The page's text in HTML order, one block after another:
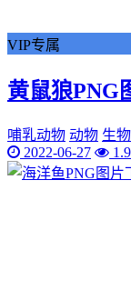
VIP专属
黄鼠狼PNG
哺乳动物 动物 生
2022-06-27